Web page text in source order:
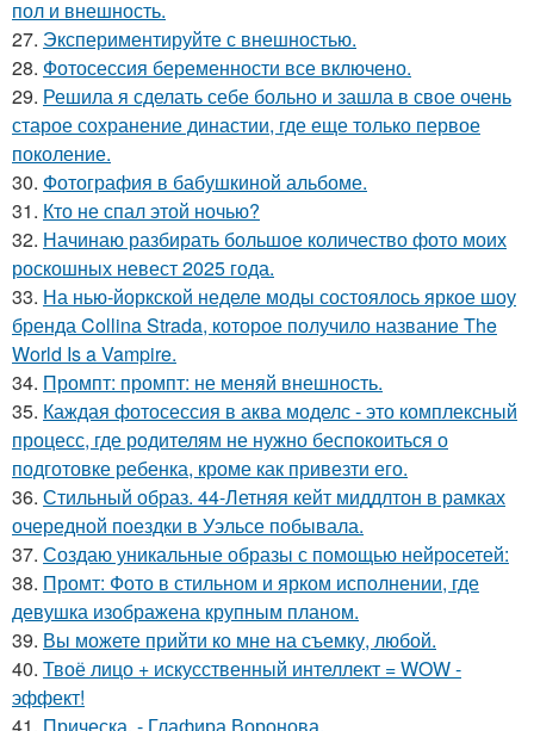
пол и внешность.
27. Экспериментируйте с внешностью.
28. Фотосессия беременности все включено.
29. Решила я сделать себе больно и зашла в свое очень
старое сохранение династии, где еще только первое
поколение.
30. Фотография в бабушкиной альбоме.
31. Кто не спал этой ночью?
32. Начинаю разбирать большое количество фото моих
роскошных невест 2025 года.
33. На нью-йоркской неделе моды состоялось яркое шоу
бренда Collina Strada, которое получило название The
World Is a Vampire.
34. Промпт: промпт: не меняй внешность.
35. Каждая фотосессия в аква моделс - это комплексный
процесс, где родителям не нужно беспокоиться о
подготовке ребенка, кроме как привезти его.
36. Стильный образ. 44-Летняя кейт миддлтон в рамках
очередной поездки в Уэльсе побывала.
37. Создаю уникальные образы с помощью нейросетей:
38. Промт: Фото в стильном и ярком исполнении, где
девушка изображена крупным планом.
39. Вы можете прийти ко мне на съемку, любой.
40. Твоё лицо + искусственный интеллект = WOW -
эффект!